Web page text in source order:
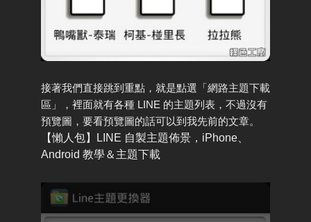
接著我們直接跳到重點，就是點選「網路主題下載
區」，裡面就有各種 LINE 的主題列表，不過沒有
預覽圖，要看預覽圖的話可以到我先前的文章。
【懶人包】LINE 自製主題佈景，iPhone、
Android 教學＆主題下載